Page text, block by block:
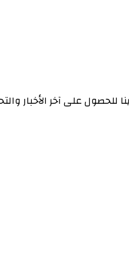
للحصول على آخر الأخبار